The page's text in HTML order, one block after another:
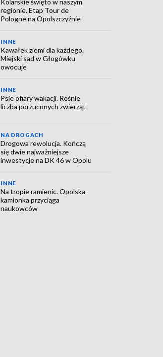
regionie. Etap Tour de
Pologne na Opolszczyźnie
INNE
Kawałek ziemi dla każdego.
Miejski sad w Głogówku
owocuje
INNE
Psie ofiary wakacji. Rośnie
liczba porzuconych zwierząt
NA DROGACH
Drogowa rewolucja. Kończą
się dwie najważniejsze
inwestycje na DK 46 w Opolu
INNE
Na tropie ramienic. Opolska
kamionka przyciąga
naukowców